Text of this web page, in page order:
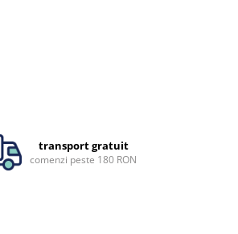
transport gratuit
comenzi peste 180 RON